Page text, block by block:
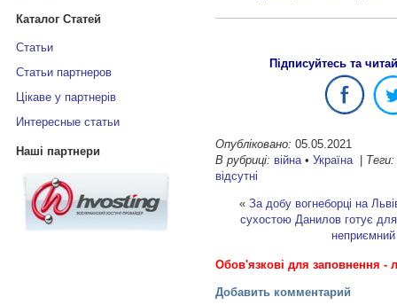
Каталог Статей
Статьи
Статьи партнеров
Цікаве у партнерів
Интересные статьи
Наші партнери
Підписуйтесь та
Опубліковано: 05.05.2021
В рубриці: війна• Україна| Теги:
відсутні
« За добу вогнеборці на
сухостою Данилов готує для
Обов'язкові для заповнення -
Добавить комментарий